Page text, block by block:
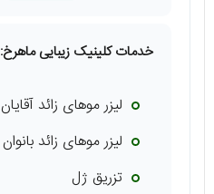
خدمات کلینیک زیبایی ماهرخ:
لیزر موهای زائد آقایان
لیزر موهای زائد بانوان
تزریق ژل